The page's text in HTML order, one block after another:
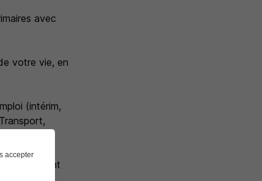
avec
votre vie, en
(intérim,
sont
accepter